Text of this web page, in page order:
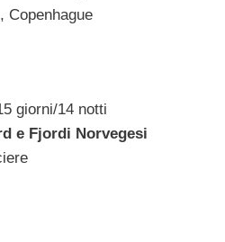
Copenhague
giorni/14 notti
e Fjordi Norvegesi